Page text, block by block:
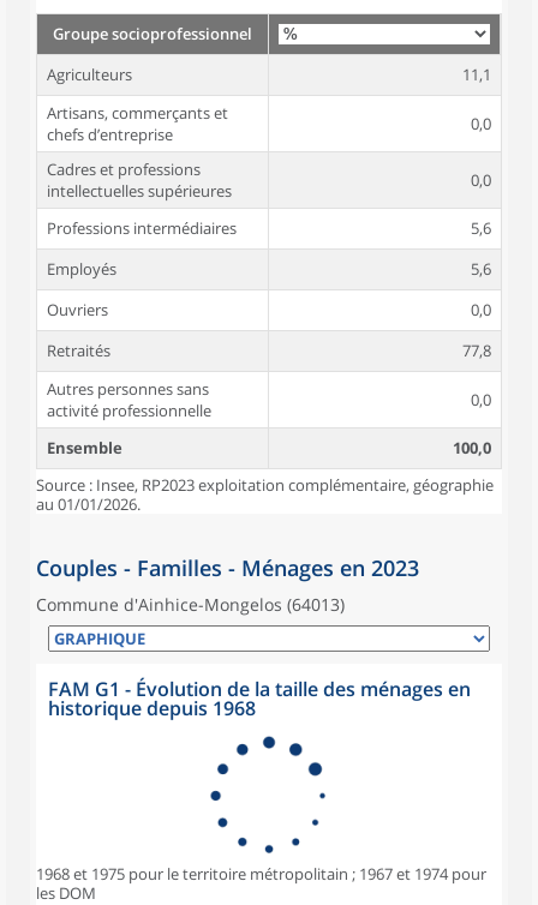
Groupe socioprofessionnel
Agriculteurs
11,1
Artisans, commerçants et
chefs d’entreprise
0,0
Cadres et professions
intellectuelles supérieures
0,0
Professions intermédiaires
5,6
Employés
5,6
Ouvriers
0,0
Retraités
77,8
Autres personnes sans
activité professionnelle
0,0
Ensemble
100,0
Source : Insee, RP2023 exploitation complémentaire, géographie
au 01/01/2026.
Couples - Familles - Ménages en 2023
Commune d'Ainhice-Mongelos (64013)
FAM G1 - Évolution de la taille des ménages en
historique depuis 1968
1968 et 1975 pour le territoire métropolitain ; 1967 et 1974 pour
les DOM